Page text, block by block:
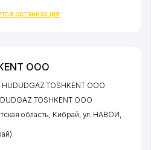
организация
ООО
HUDUDGAZ TOSHKENT ООО
TOSHKENT ООО
область Кибрай ул. НАВОИ